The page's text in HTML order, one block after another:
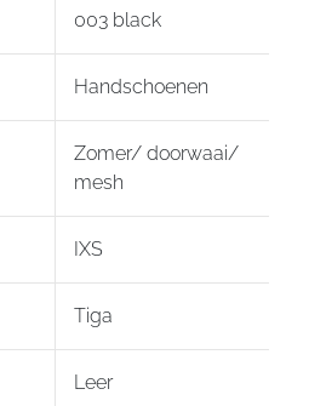
003 black
Handschoenen
Zomer/ doorwaai/
mesh
IXS
Tiga
Leer